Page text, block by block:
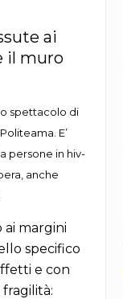
ai
il muro
spettacolo di
E’
persone in hiv-
anche
ai margini
specifico
e con